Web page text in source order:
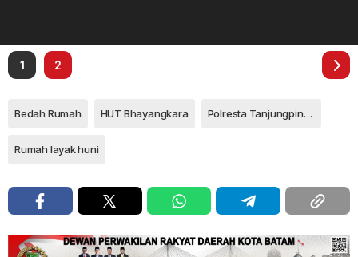
1 2
Bedah Rumah HUT Bhayangkara Polresta Tanjungpinang
Rumah layak huni